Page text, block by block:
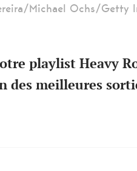
Michael Ochs/Getty
playlist Heavy
des meilleures